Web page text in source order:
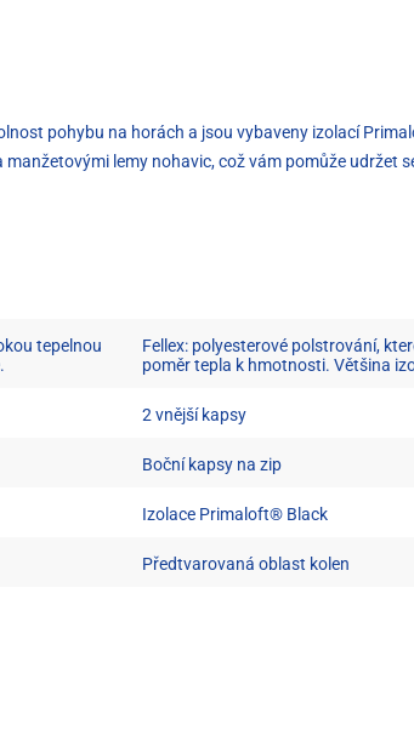
pohybu na horách a jsou vybaveny izolací
lemy nohavic, což vám pomůže udržet
tepelnou
Fellex: polyesterové polstrování,
poměr tepla k hmotnosti. Většina
2 vnější kapsy
Boční kapsy na zip
Izolace Primaloft® Black
Předtvarovaná oblast kolen